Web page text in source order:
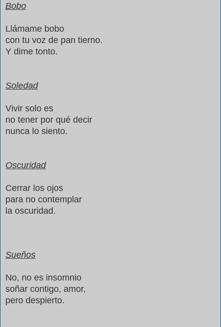
Bobo
Llámame bobo
con tu voz de pan tierno.
Y dime tonto.
Soledad
Vivir solo es
no tener por qué decir
nunca lo siento.
Oscuridad
Cerrar los ojos
para no contemplar
la oscuridad.
Sueños
No, no es insomnio
soñar contigo, amor,
pero despierto.